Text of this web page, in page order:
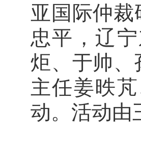
亚国际仲
忠平 ，辽
炬、于帅、
主任姜昳
动。活动由